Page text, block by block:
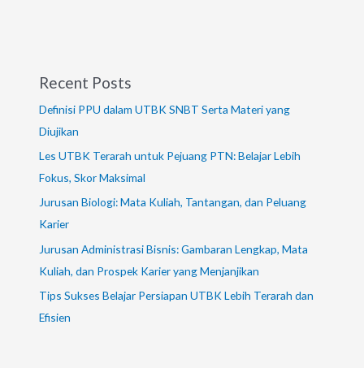
Recent Posts
Definisi PPU dalam UTBK SNBT Serta Materi yang
Diujikan
Les UTBK Terarah untuk Pejuang PTN: Belajar Lebih
Fokus, Skor Maksimal
Jurusan Biologi: Mata Kuliah, Tantangan, dan Peluang
Karier
Jurusan Administrasi Bisnis: Gambaran Lengkap, Mata
Kuliah, dan Prospek Karier yang Menjanjikan
Tips Sukses Belajar Persiapan UTBK Lebih Terarah dan
Efisien